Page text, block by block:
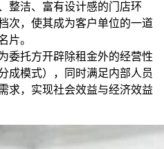
整洁、富有设计感的门店环
次，使其成为客户单位的一道
片。
委托方开辟除租金外的经营性
成模式），同时满足内部人员
求，实现社会效益与经济效益